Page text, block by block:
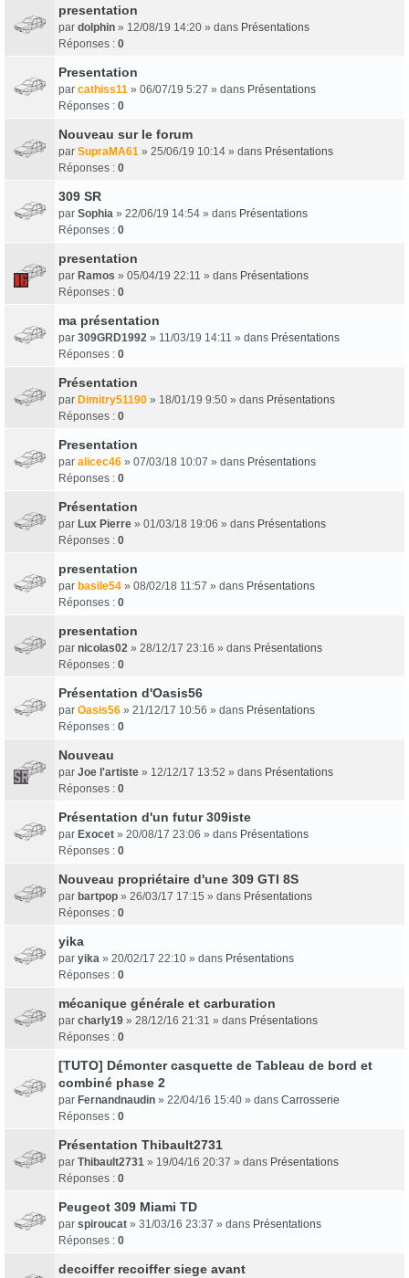
presentation
par dolphin » 12/08/19 14:20 » dans Présentations
Réponses : 0
Presentation
par cathiss11 » 06/07/19 5:27 » dans Présentations
Réponses : 0
Nouveau sur le forum
par SupraMA61 » 25/06/19 10:14 » dans Présentations
Réponses : 0
309 SR
par Sophia » 22/06/19 14:54 » dans Présentations
Réponses : 0
presentation
par Ramos » 05/04/19 22:11 » dans Présentations
Réponses : 0
ma présentation
par 309GRD1992 » 11/03/19 14:11 » dans Présentations
Réponses : 0
Présentation
par Dimitry51190 » 18/01/19 9:50 » dans Présentations
Réponses : 0
Presentation
par alicec46 » 07/03/18 10:07 » dans Présentations
Réponses : 0
Présentation
par Lux Pierre » 01/03/18 19:06 » dans Présentations
Réponses : 0
presentation
par basile54 » 08/02/18 11:57 » dans Présentations
Réponses : 0
presentation
par nicolas02 » 28/12/17 23:16 » dans Présentations
Réponses : 0
Présentation d'Oasis56
par Oasis56 » 21/12/17 10:56 » dans Présentations
Réponses : 0
Nouveau
par Joe l'artiste » 12/12/17 13:52 » dans Présentations
Réponses : 0
Présentation d'un futur 309iste
par Exocet » 20/08/17 23:06 » dans Présentations
Réponses : 0
Nouveau propriétaire d'une 309 GTI 8S
par bartpop » 26/03/17 17:15 » dans Présentations
Réponses : 0
yika
par yika » 20/02/17 22:10 » dans Présentations
Réponses : 0
mécanique générale et carburation
par charly19 » 28/12/16 21:31 » dans Présentations
Réponses : 0
[TUTO] Démonter casquette de Tableau de bord et
combiné phase 2
par Fernandnaudin » 22/04/16 15:40 » dans Carrosserie
Réponses : 0
Présentation Thibault2731
par Thibault2731 » 19/04/16 20:37 » dans Présentations
Réponses : 0
Peugeot 309 Miami TD
par spiroucat » 31/03/16 23:37 » dans Présentations
Réponses : 0
decoiffer recoiffer siege avant